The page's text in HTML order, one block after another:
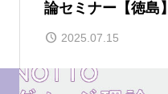
論セミナー【徳島】
2025.07.15